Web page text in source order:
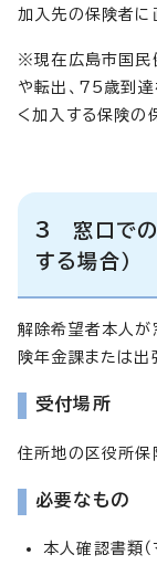
加入先の保険者に
※現在広島市国民
や転出、75歳到達
く加入する保険の
3 窓口での
する場合）
解除希望者本人が
険年金課または出
受付場所
住所地の区役所保
必要なもの
本人確認書類（